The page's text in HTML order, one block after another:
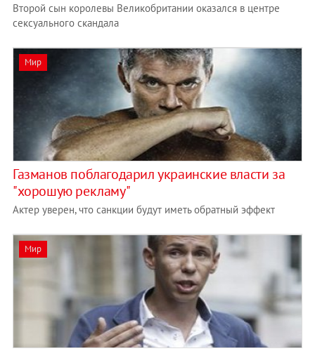
Второй сын королевы Великобритании оказался в центре
сексуального скандала
Мир
Газманов поблагодарил украинские власти за
"хорошую рекламу"
Актер уверен, что санкции будут иметь обратный эффект
Мир